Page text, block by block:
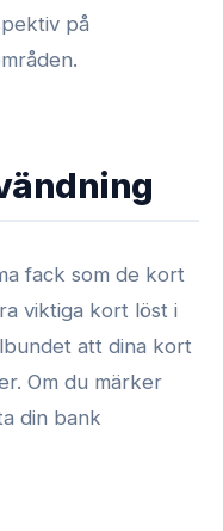
på
fack som de kort
viktiga kort löst i
att dina kort
Om du märker
din bank